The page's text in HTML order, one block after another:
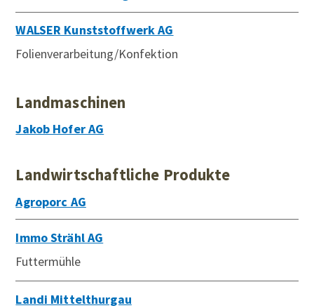
WALSER Kunststoffwerk AG
Folienverarbeitung/Konfektion
Landmaschinen
Jakob Hofer AG
Landwirtschaftliche Produkte
Agroporc AG
Immo Strähl AG
Futtermühle
Landi Mittelthurgau